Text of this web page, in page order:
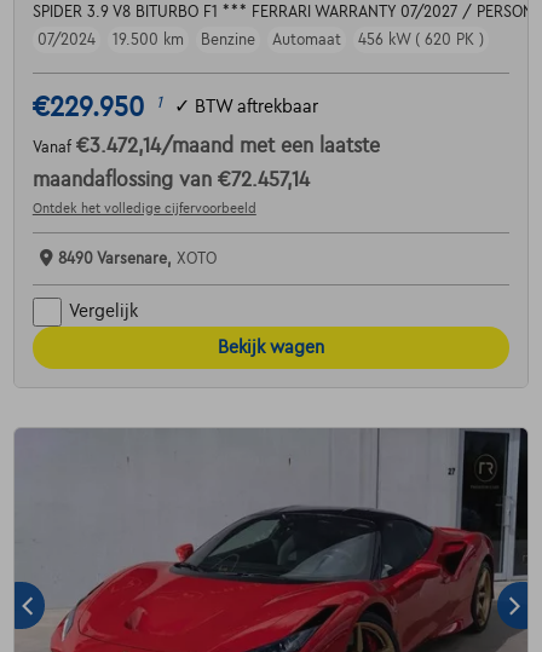
SPIDER 3.9 V8 BITURBO F1 *** FERRARI WARRANTY 07/2027 /
07/2024
19.500 km Benzine Automaat 456 kW ( 620 PK )
€229.950 1 ✓ BTW aftrekbaar
Vanaf €3.472,14/maand met een laatste
maandaflossing van €72.457,14
Ontdek het volledige cijfervoorbeeld
8490 Varsenare, XOTO
Vergelijk
Bekijk wagen